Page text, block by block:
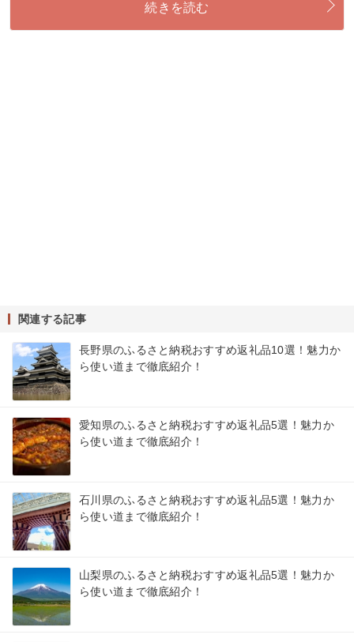
続きを読む
関連する記事
長野県のふるさと納税おすすめ返礼品10選！魅力か
ら使い道まで徹底紹介！
愛知県のふるさと納税おすすめ返礼品5選！魅力か
ら使い道まで徹底紹介！
石川県のふるさと納税おすすめ返礼品5選！魅力か
ら使い道まで徹底紹介！
山梨県のふるさと納税おすすめ返礼品5選！魅力か
ら使い道まで徹底紹介！